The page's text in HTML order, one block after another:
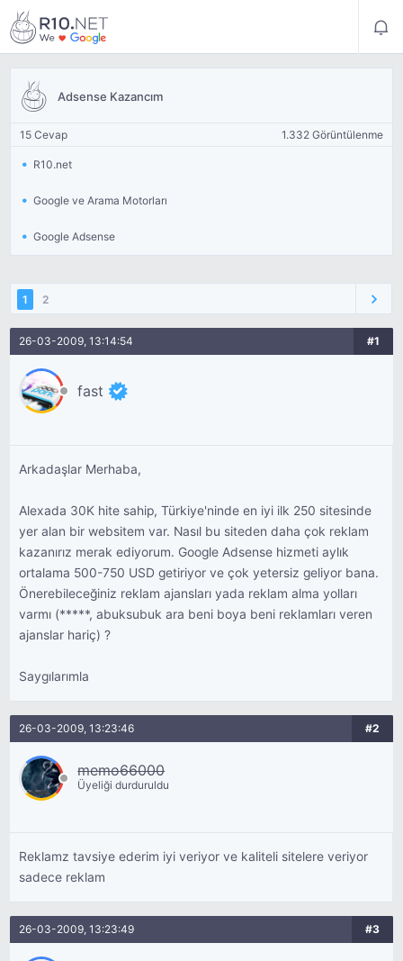
Adsense Kazancım
15 Cevap 1.332 Görüntülenme
R10.net
Google ve Arama Motorları
Google Adsense
1 2
26-03-2009, 13:14:54 #1
fast
Arkadaşlar Merhaba,
Alexada 30K hite sahip, Türkiye'ninde en iyi ilk 250 sitesinde
yer alan bir websitem var. Nasıl bu siteden daha çok reklam
kazanırız merak ediyorum. Google Adsense hizmeti aylık
ortalama 500-750 USD getiriyor ve çok yetersiz geliyor bana.
Önerebileceğiniz reklam ajansları yada reklam alma yolları
varmı (*****, abuksubuk ara beni boya beni reklamları veren
ajanslar hariç) ?
Saygılarımla
26-03-2009, 13:23:46 #2
memo66000
Üyeliği durduruldu
Reklamz tavsiye ederim iyi veriyor ve kaliteli sitelere veriyor
sadece reklam
26-03-2009, 13:23:49 #3